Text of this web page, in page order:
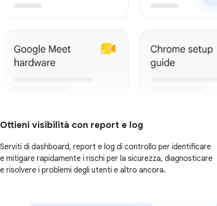
Ottieni visibilità con report e log
Serviti di dashboard, report e log di controllo per identificare
e mitigare rapidamente i rischi per la sicurezza, diagnosticare
e risolvere i problemi degli utenti e altro ancora.